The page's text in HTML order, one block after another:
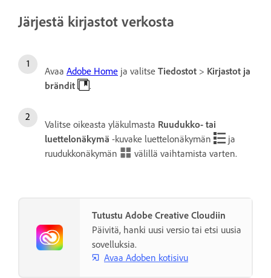
Järjestä kirjastot verkosta
Avaa Adobe Home ja valitse Tiedostot > Kirjastot ja
brändit
.
Valitse oikeasta yläkulmasta Ruudukko- tai
luettelonäkymä -kuvake luettelonäkymän
ja
ruudukkonäkymän
välillä vaihtamista varten.
Tutustu Adobe Creative Cloudiin
Päivitä, hanki uusi versio tai etsi uusia
sovelluksia.
Avaa Adoben kotisivu